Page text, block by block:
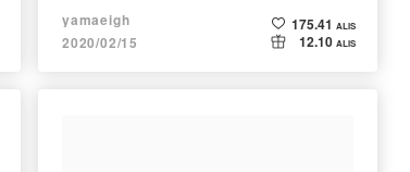
yamaeigh
2020/02/15
175.41 ALIS
12.10 ALIS